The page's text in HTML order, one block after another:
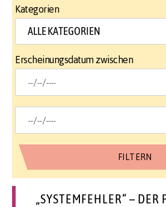
Kategorien
Erscheinungsdatum zwischen
„SYSTEMFEHLER“ – DER